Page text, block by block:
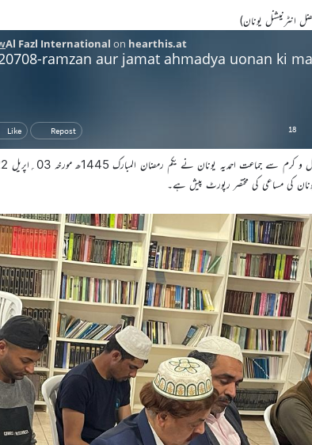
انٹرنیشنل یونان)
کی مساعی کی مختصر رپورٹ پیش ہے۔